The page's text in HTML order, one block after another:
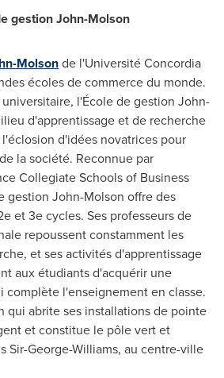
gestion John-Molson
Molsonde l'Université Concordia
écoles de commerce du monde.
l'École de gestion John-
d'apprentissage et de recherche
d'idées novatrices pour
la société. Reconnue par
Collegiate Schools of Business
gestion John-Molson offre des
et 3e cycles. Ses professeurs de
repoussent constamment les
et ses activités d'apprentissage
aux étudiants d'acquérir une
complète l'enseignement en classe.
qui abrite ses installations de pointe
et constitue le pôle vert et
Sir-George-Williams, au centre-ville